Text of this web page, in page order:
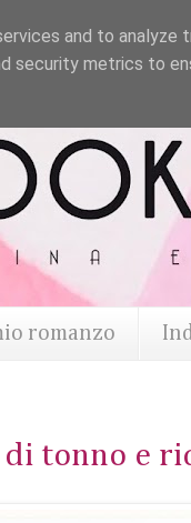
romanzo
di tonno e
and to analyze
security metrics to